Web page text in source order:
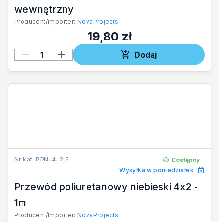
wewnętrzny
Producent/Importer:NovaProjects
19,80 zł
Dodaj
Nr kat: PPN-4-2,5
Dostępny
Wysyłka w poniedziałek
Przewód poliuretanowy niebieski 4x2 -
1m
Producent/Importer:NovaProjects